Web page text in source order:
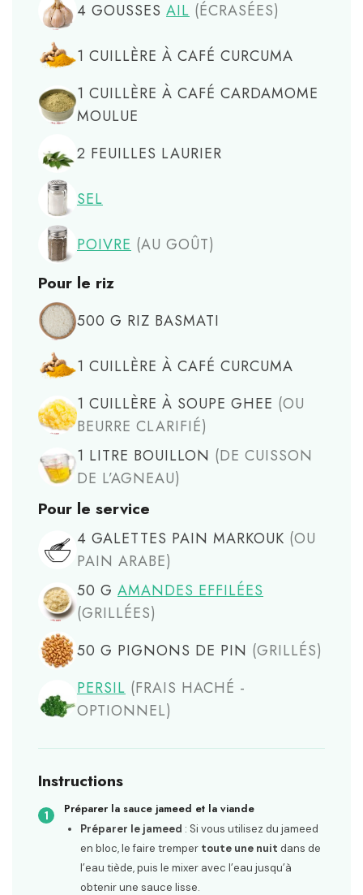
4 GOUSSES AIL (ÉCRASÉES)
1 CUILLÈRE À CAFÉ CURCUMA
1 CUILLÈRE À CAFÉ CARDAMOME
MOULUE
2 FEUILLES LAURIER
SEL
POIVRE (AU GOÛT)
Pour le riz
500 G RIZ BASMATI
1 CUILLÈRE À CAFÉ CURCUMA
1 CUILLÈRE À SOUPE GHEE (OU
BEURRE CLARIFIÉ)
1 LITRE BOUILLON (DE CUISSON
DE L’AGNEAU)
Pour le service
4 GALETTES PAIN MARKOUK (OU
PAIN ARABE)
50 G AMANDES EFFILÉES
(GRILLÉES)
50 G PIGNONS DE PIN (GRILLÉS)
PERSIL (FRAIS HACHÉ -
OPTIONNEL)
Instructions
Préparer la sauce jameed et la viande
Préparer le jameed : Si vous utilisez du jameed
en bloc, le faire tremper toute une nuit dans de
l’eau tiède, puis le mixer avec l’eau jusqu’à
obtenir une sauce lisse.